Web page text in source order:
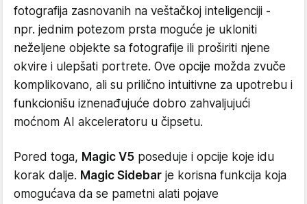
fotografija zasnovanih na veštačkoj inteligenciji -
npr. jednim potezom prsta moguće je ukloniti
neželjene objekte sa fotografije ili proširiti njene
okvire i ulepšati portrete. Ove opcije možda zvuče
komplikovano, ali su prilično intuitivne za upotrebu i
funkcionišu iznenađujuće dobro zahvaljujući
moćnom AI akceleratoru u čipsetu.
Pored toga, Magic V5 poseduje i opcije koje idu
korak dalje. Magic Sidebar je korisna funkcija koja
omogućava da se pametni alati pojave